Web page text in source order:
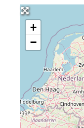
+
−